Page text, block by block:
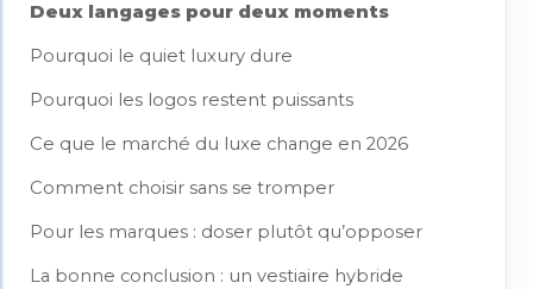
Deux langages pour deux moments
Pourquoi le quiet luxury dure
Pourquoi les logos restent puissants
Ce que le marché du luxe change en 2026
Comment choisir sans se tromper
Pour les marques : doser plutôt qu’opposer
La bonne conclusion : un vestiaire hybride